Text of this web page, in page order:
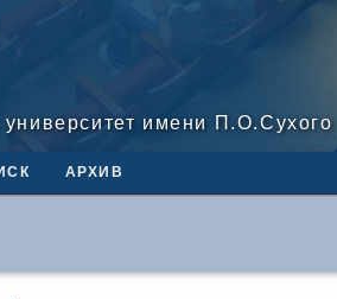
университет имени П.О.Сухого
АРХИВ